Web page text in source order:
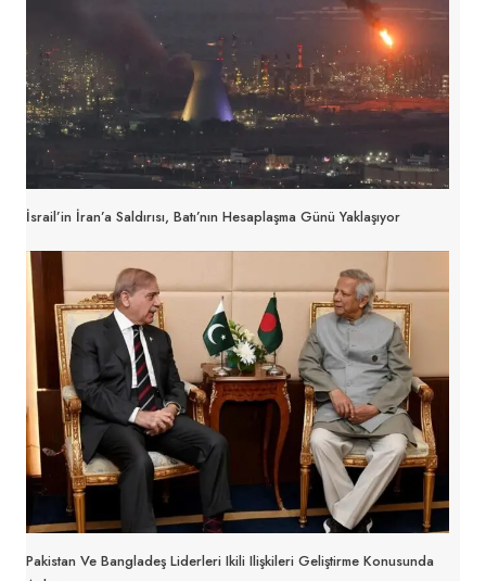
İsrail’in İran’a Saldırısı, Batı’nın Hesaplaşma Günü Yaklaşıyor
Pakistan Ve Bangladeş Liderleri Ikili Ilişkileri Geliştirme Konusunda